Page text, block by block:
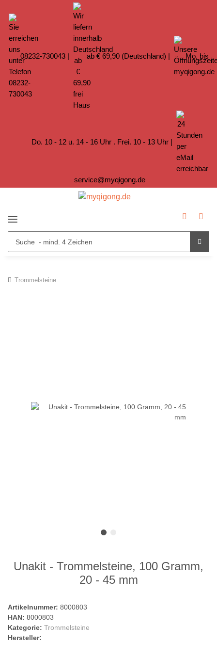
08232-730043| ab € 69,90 (Deutschland) | Mo. bis
Do. 10 - 12 u. 14 - 16 Uhr . Frei. 10 - 13 Uhr |
service@myqigong.de
Trommelsteine
Unakit - Trommelsteine, 100 Gramm,
20 - 45 mm
Artikelnummer: 8000803
HAN: 8000803
Kategorie: Trommelsteine
Hersteller: